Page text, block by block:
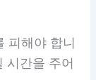
피해야 합니
시간을 주어